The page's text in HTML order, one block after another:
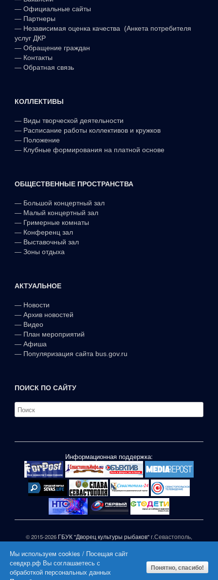
— Официальные сайты
— Партнеры
— Независимая оценка качества (Анкета потребителя
услуг ДКР
— Обращение граждан
— Контакты
— Обратная связь
КОЛЛЕКТИВЫ
— Виды творческой деятельности
— Расписание работы коллективов и кружков
— Положение
— Клубные формирования на платной основе
ОБЩЕСТВЕННЫЕ ПРОСТРАНСТВА
— Большой концертный зал
— Малый концертный зал
— Гримерные комнаты
— Конференц зал
— Выставочный зал
— Зоны отдыха
АКТУАЛЬНОЕ
— Новости
— Архив новостей
— Видео
— План мероприятий
— Афиша
— Популяризация сайта bus.gov.ru
ПОИСК ПО САЙТУ
Информационная поддержка:
© 2015-2026 ГБУК "Дворец культуры рыбаков"г.Севастополь,
При частичном или полном копировании материалов сайта
активная гиперссылка на СЕВДКР.РФ обязательна |
|
Мы используем cookies / Посещая сайт
севдкр.рф Вы соглашаетесь с
обработкой персональных данных
Понятно, спасибо!